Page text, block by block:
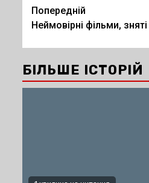
Post
navigation
Попередній
Неймовірні фільми,
БІЛЬШЕ ІСТОРІЙ